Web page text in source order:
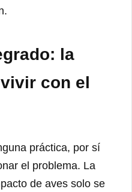
la
con el
práctica, por sí
el problema. La
de aves solo se